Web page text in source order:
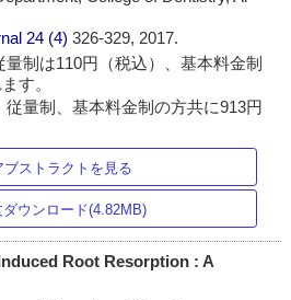
24 (4)326-329, 2017.
制は110円（税込）、基本料金制
す。
量制、基本料金制の方共に913円
ブストラクトを見る
ダウンロード(4.82MB)
Root Resorption : A